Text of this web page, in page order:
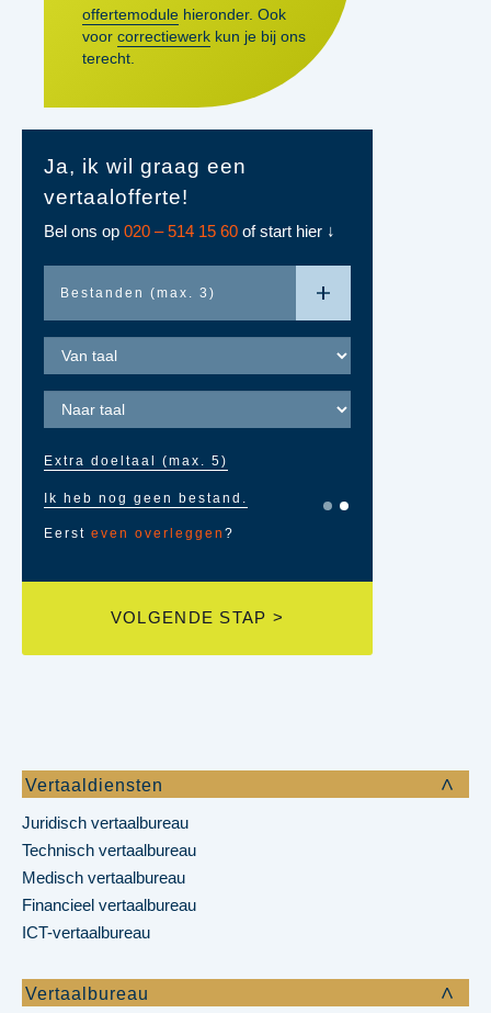
offertemodule hieronder. Ook
voor correctiewerk kun je bij ons
terecht.
Ja, ik wil graag een
vertaalofferte!
Bel ons op 020 – 514 15 60 of start hier
Bestanden (max. 3)
Extra doeltaal (max. 5)
Ik heb nog geen bestand.
Eerst even overleggen ?
VOLGENDE STAP >
Vertaaldiensten
Juridisch vertaalbureau
Technisch vertaalbureau
Medisch vertaalbureau
Financieel vertaalbureau
ICT-vertaalbureau
Vertaalbureau